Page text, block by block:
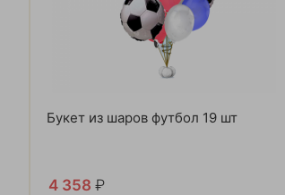
Букет из шаров футбол 19 шт
4 358 ₽